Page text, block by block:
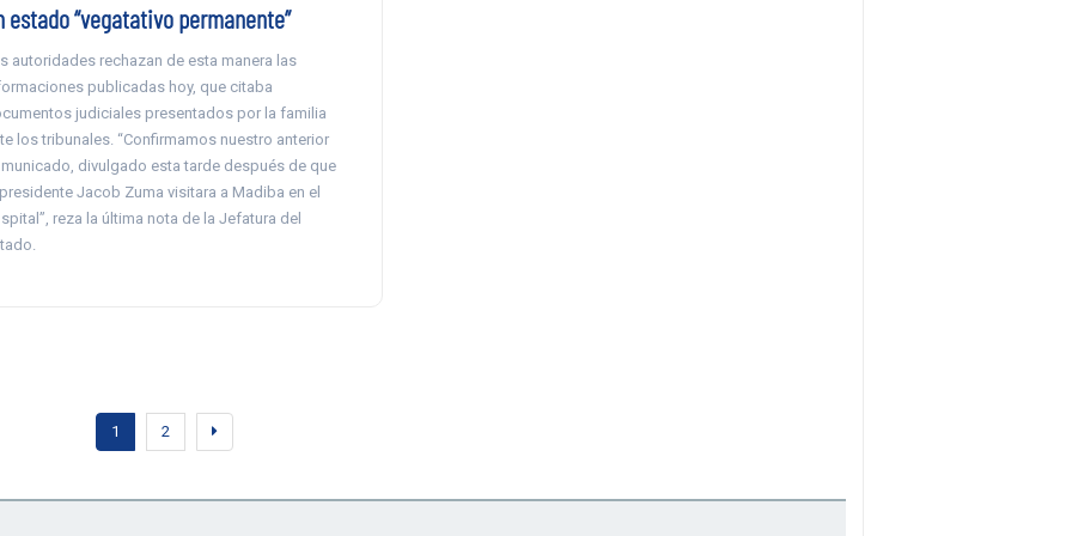
estado “vegatativo permanente”
autoridades rechazan de esta manera las
publicadas hoy, que citaba
judiciales presentados por la familia
los tribunales. “Confirmamos nuestro anterior
divulgado esta tarde después de que
Jacob Zuma visitara a Madiba en el
reza la última nota de la Jefatura del
1 2